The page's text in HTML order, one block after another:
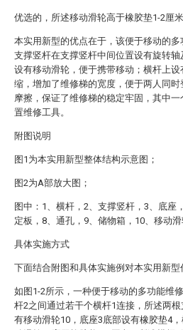
优选的，所述移动滑轮高于橡胶垫1-2厘米
本实用新型的优点在于，该便于移动的
支撑竖杆在支撑竖杆中间位置设有旋转
设有移动滑轮，便于携带移动；横杆上
缩，增加了维修梯的宽度，便于两人同
摩擦，保证了维修梯的稳定牢固，其中
置维修工具。
附图说明
图1为本实用新型整体结构示意图；
图2为A部放大图；
图中：1、横杆，2、支撑竖杆，3、底座
定板，8、通孔，9、储物箱，10、移动滑
具体实施方式
下面结合附图和具体实施例对本实用新型
如图1-2所示，一种便于移动的多功能维
杆2之间通过若干个横杆1连接，所述两
有移动滑轮10，底座3底部设有橡胶垫4